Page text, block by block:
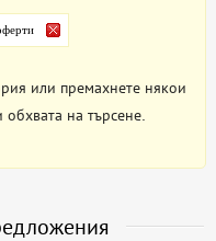
или премахнете някои
на търсене.